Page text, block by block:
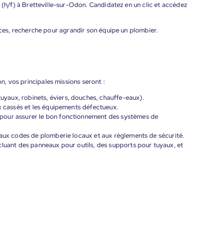
f) à Bretteville-sur-Odon. Candidatez en un clic et accédez
recherche pour agrandir son équipe un plombier.
vos principales missions seront :
robinets, éviers, douches, chauffe-eaux).
et les équipements défectueux.
assurer le bon fonctionnement des systèmes de
codes de plomberie locaux et aux règlements de sécurité.
des panneaux pour outils, des supports pour tuyaux, et